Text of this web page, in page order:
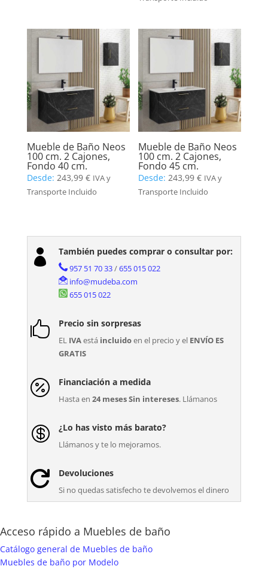
Mueble de Baño Neos
100 cm. 2 Cajones,
Fondo 40 cm.
Desde: 243,99 € IVA y
Transporte Incluido
Mueble de Baño Neos
100 cm. 2 Cajones,
Fondo 45 cm.
Desde:243,99€ IVA y
Transporte Incluido
 También puedes comprar o consultar por:
957 51 70 33/655 015 022
info@mudeba.com
655 015 022
 Precio sin sorpresas
EL IVAestá incluidoen el precio y el ENVÍO ES
GRATIS
 Financiación a medida
Hasta en 24 meses Sin intereses. Llámanos
 ¿Lo has visto más barato?
Llámanos y te lo mejoramos.
 Devoluciones
Si no quedas satisfecho te devolvemos el dinero
Acceso rápido a Muebles de baño
Catálogo general de Muebles de baño
Muebles de baño por Modelo